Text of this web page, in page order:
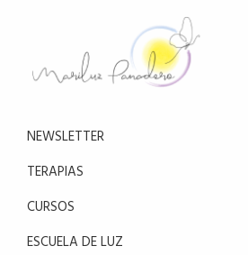
navegación
principal
a
reducir
el
estrés
con
la
NEWSLETTER
TERAPIAS
CURSOS
ESCUELA DE LUZ